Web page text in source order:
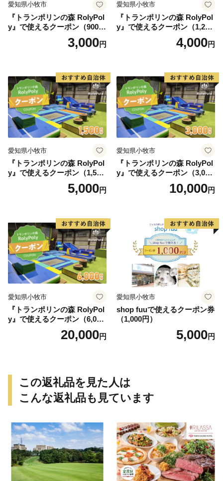
愛知県小牧市
『トランポリンの森 RolyPol
y』で使えるクーポン（900
3,000円
愛知県小牧市
『トランポリンの森 RolyPol
y』で使えるクーポン（1,200
4,000円
愛知県小牧市
『トランポリンの森 RolyPol
y』で使えるクーポン（1,500
5,000円
愛知県小牧市
『トランポリンの森 RolyPol
y』で使えるクーポン（3,000
10,000円
愛知県小牧市
『トランポリンの森 RolyPol
y』で使えるクーポン（6,000
20,000円
愛知県小牧市
shop fuuで使えるクーポン券
（1,000円）
5,000円
この返礼品を見た人は
こんな返礼品も見ています